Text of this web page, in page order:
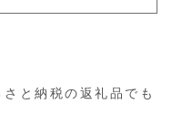
と納税の返礼品でも